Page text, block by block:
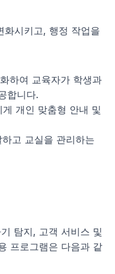
화시키고, 행정 작업을
하여 교육자가 학생과
합니다.
개인 맞춤형 안내 및
고 교실을 관리하는
탐지, 고객 서비스 및
프로그램은 다음과 같